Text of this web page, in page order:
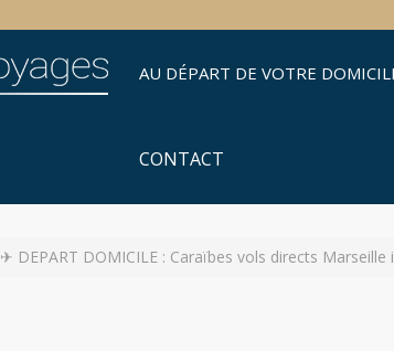
AU DÉPART DE VOTRE
CONTACT
✈ DEPART DOMICILE : Caraïbes vols directs Marseille